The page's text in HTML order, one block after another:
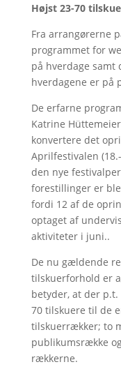
Højst 23-70
Fra arrangørerne
programmet for
på hverdage samt
hverdagene er på
De erfarne
Katrine
konvertere det
Aprilfestivalen
den nye
forestillinger er
fordi 12 af de
optaget af
aktiviteter i juni..
De nu gældende
tilskuerforhold er
betyder, at der
70 tilskuere til de
tilskuerrækker; to
publikumsrække
rækkerne.